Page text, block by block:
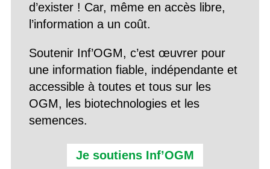
d’exister ! Car, même en accès libre,
l’information a un coût.
Soutenir Inf’OGM, c’est œuvrer pour
une information fiable, indépendante et
accessible à toutes et tous sur les
OGM, les biotechnologies et les
semences.
Je soutiens Inf’OGM